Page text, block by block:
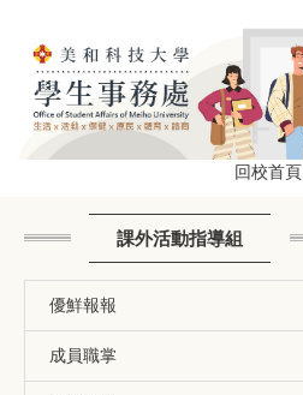
回校首頁
課外活動指導組
優鮮報報
成員職掌